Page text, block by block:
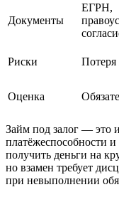
Документы
ЕГРН,
Риски
Оценка
Займ под залог — это
платёжеспособности
получить деньги на
но взамен требует
при невыполнении